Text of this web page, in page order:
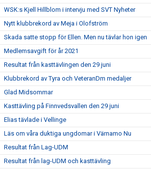
WSK:s Kjell Hillblom i intervju med SVT Nyheter
Nytt klubbrekord av Meja i Olofström
Skada satte stopp för Ellen. Men nu tävlar hon igen
Medlemsavgift för år 2021
Resultat från kasttävlingen den 29 juni
Klubbrekord av Tyra och VeteranDm medaljer
Glad Midsommar
Kasttävling på Finnvedsvallen den 29 juni
Elias tävlade i Vellinge
Läs om våra duktiga ungdomar i Värnamo Nu
Resultat från Lag-UDM
Resultat från lag-UDM och kasttävling